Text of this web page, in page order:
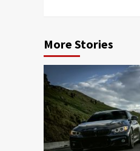
More Stories